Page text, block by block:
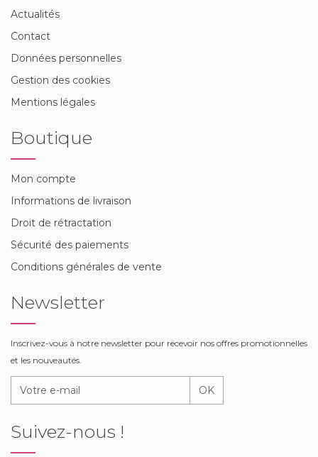
Actualités
Contact
Données personnelles
Gestion des cookies
Mentions légales
Boutique
Mon compte
Informations de livraison
Droit de rétractation
Sécurité des paiements
Conditions générales de vente
Newsletter
Inscrivez-vous à notre newsletter pour recevoir nos offres promotionnelles
et les nouveautés.
OK
Suivez-nous !